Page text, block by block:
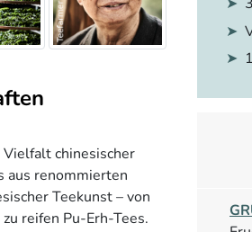
chinesischer
aus renommierten
Teekunst – von
reifen Pu-Erh-Tees.